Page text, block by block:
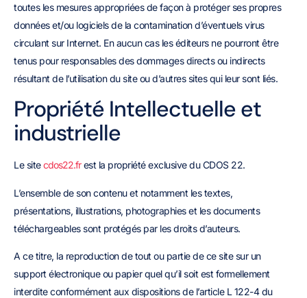
toutes les mesures appropriées de façon à protéger ses propres
données et/ou logiciels de la contamination d’éventuels virus
circulant sur Internet. En aucun cas les éditeurs ne pourront être
tenus pour responsables des dommages directs ou indirects
résultant de l’utilisation du site ou d’autres sites qui leur sont liés.
Propriété Intellectuelle et
industrielle
Le sitecdos22.frest la propriété exclusive du CDOS 22.
L’ensemble de son contenu et notamment les textes,
présentations, illustrations, photographies et les documents
téléchargeables sont protégés par les droits d’auteurs.
A ce titre, la reproduction de tout ou partie de ce site sur un
support électronique ou papier quel qu’il soit est formellement
interdite conformément aux dispositions de l’article L 122-4 du